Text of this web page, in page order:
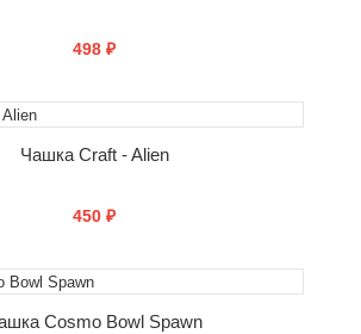
498 ₽
О ПОСТУПЛЕНИИ
Чашка Craft - Alien
450 ₽
О ПОСТУПЛЕНИИ
Cosmo Bowl Spawn